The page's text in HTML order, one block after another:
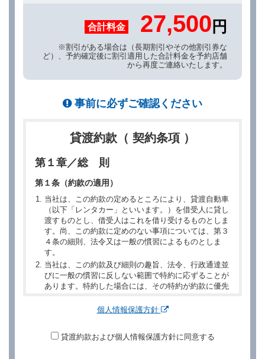
合計料金 27,500 円
※割引がある場合は（長期割引やその他割引券な
ど）、予約確定後に割引適用した合計料金を予約店舗
から再度ご連絡いたします。
事前に必ずご確認ください
貸渡約款（ 契約条項 ）
第１章／総 則
第１条（約款の適用）
当社は、この約款の定めるところにより、貸渡自動車
（以下「レンタカー」といいます。）を借受人に貸し
渡すものとし、借受人はこれを借り受けるものとしま
す。尚、この約款に定めのない事項については、第３
４条の細則、法令又は一般の慣習によるものとしま
す。
当社は、この約款及び細則の趣旨、法令、行政通達並
びに一般の慣習に反しない範囲で特約に応ずることが
あります。特約した場合には、その特約が約款に優先
第２条（予約の申込み）
個人情報保護方針
貸渡約款および個人情報保護方針に同意する